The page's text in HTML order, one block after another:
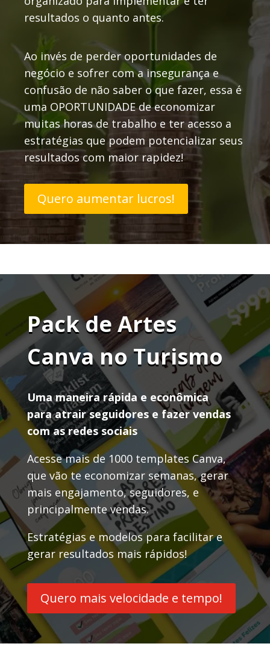
resultados o quanto antes.
Ao invés de perder oportunidades de
negócio e sofrer com a insegurança e
confusão de não saber o que fazer, essa é
uma OPORTUNIDADE de economizar
muitas horas de trabalho e ter acesso a
estratégias que podem potencializar seus
resultados com maior rapidez!
Quero aumentar lucros!
Pack de Artes
Canva no Turismo
Uma maneira rápida e econômica
para atrair seguidores e fazer vendas
com as redes sociais
Acesse mais de 1000 templates Canva,
que vão te economizar semanas, gerar
mais engajamento, seguidores, e
principalmente vendas.
Estratégias e modelos para facilitar e
gerar resultados mais rápidos!
Quero mais velocidade e tempo!